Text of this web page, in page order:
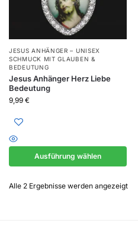
JESUS ANHÄNGER – UNISEX
SCHMUCK MIT GLAUBEN &
BEDEUTUNG
Jesus Anhänger Herz Liebe
Bedeutung
9,99 €
Ausführung wählen
Alle 2 Ergebnisse werden angezeigt